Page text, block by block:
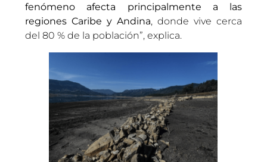
fenómeno afecta principalmente a las
regiones Caribe y Andina, donde vive cerca
del 80 % de la población”, explica.